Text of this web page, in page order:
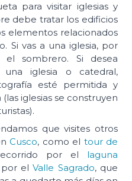
para visitar iglesias y
debe tratar los edificios
elementos relacionados
Si vas a una iglesia, por
el sombrero. Si desea
iglesia o catedral,
esté permitida y
iglesias se construyen
que visites otros
Cusco, como el tour de
por el laguna
por elValle Sagrado, que